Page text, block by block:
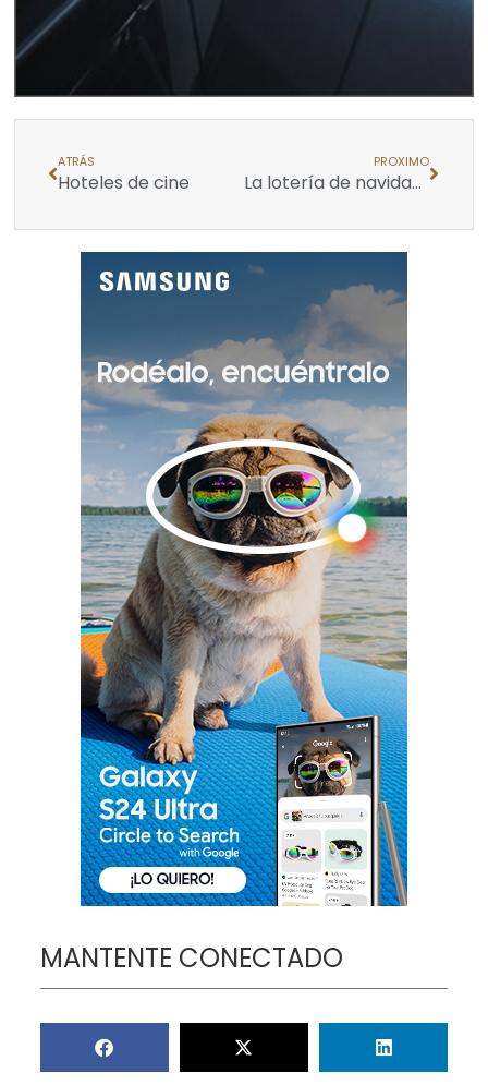
ATRÁS
Hoteles de cine
PROXIMO
La lotería de navidad en el cine: un viaje por sus apariciones en pantalla
MANTENTE CONECTADO